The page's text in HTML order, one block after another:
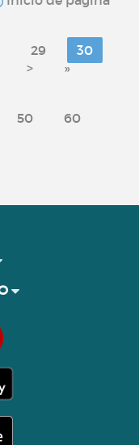
29
30
> »
50 60